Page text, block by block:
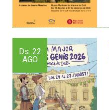
Ds. 22
AGO